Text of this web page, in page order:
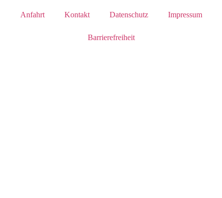
Anfahrt Kontakt Datenschutz Impressum
Barrierefreiheit